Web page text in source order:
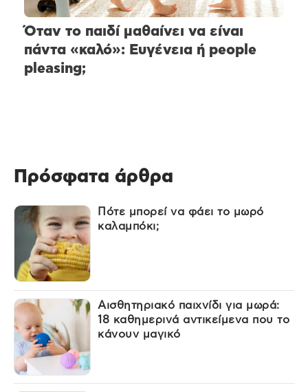
Όταν το παιδί μαθαίνει να είναι
πάντα «καλό»: Ευγένεια ή people
pleasing;
Πρόσφατα άρθρα
Πότε μπορεί να φάει το μωρό
καλαμπόκι;
Αισθητηριακό παιχνίδι για μωρά:
18 καθημερινά αντικείμενα που το
κάνουν μαγικό